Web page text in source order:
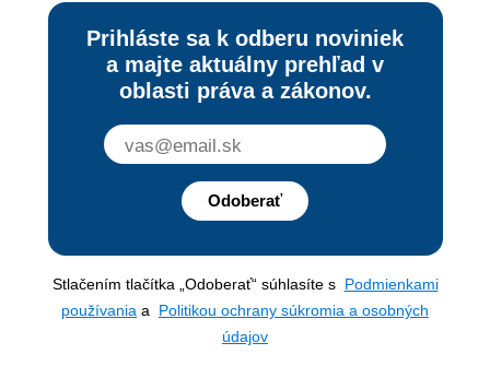
Prihláste sa k odberu noviniek
a majte aktuálny prehľad v
oblasti práva a zákonov.
Odoberať
Stlačením tlačítka „Odoberať“ súhlasíte s Podmienkami
používania a Politikou ochrany súkromia a osobných
údajov